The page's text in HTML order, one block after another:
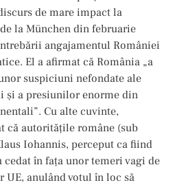
de mare impact la
la München din februarie
angajamentul României
El a afirmat că România „a
suspiciuni nefondate ale
și a presiunilor enorme din
Cu alte cuvinte,
că autoritățile române (sub
Iohannis, perceput ca fiind
în fața unor temeri vagi de
anulând votul în loc să